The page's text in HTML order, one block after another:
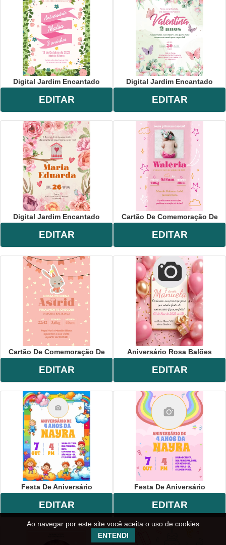
Digital Jardim Encantado
EDITAR
Digital Jardim Encantado
EDITAR
Digital Jardim Encantado
EDITAR
Cartão De Comemoração De
EDITAR
Cartão De Comemoração De
EDITAR
Aniversário Rosa Balões
EDITAR
Festa De Aniversário
EDITAR
Festa De Aniversário
EDITAR
Ao navegar por este site você aceita o uso de cookies
ENTENDI